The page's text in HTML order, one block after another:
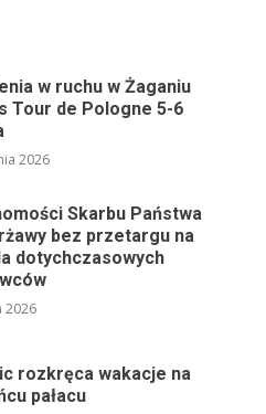
w ruchu w Żaganiu
Tour de Pologne 5-6
2026
Skarbu Państwa
bez przetargu na
dotychczasowych
2026
rozkręca wakacje na
pałacu